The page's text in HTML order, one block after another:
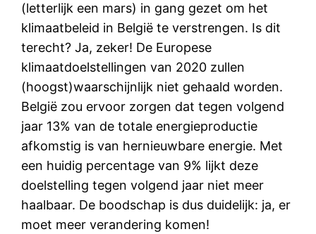
(letterlijk een mars) in gang gezet om het
klimaatbeleid in België te verstrengen. Is dit
terecht? Ja, zeker! De Europese
klimaatdoelstellingen van 2020 zullen
(hoogst)waarschijnlijk niet gehaald worden.
België zou ervoor zorgen dat tegen volgend
jaar 13% van de totale energieproductie
afkomstig is van hernieuwbare energie. Met
een huidig percentage van 9% lijkt deze
doelstelling tegen volgend jaar niet meer
haalbaar. De boodschap is dus duidelijk: ja, er
moet meer verandering komen!